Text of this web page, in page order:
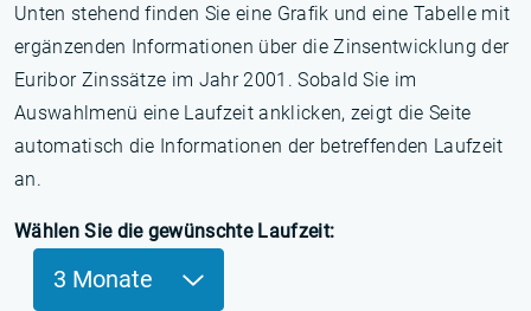
Unten stehend finden Sie eine Grafik und eine Tabelle mit
ergänzenden Informationen über die Zinsentwicklung der
Euribor Zinssätze im Jahr 2001. Sobald Sie im
Auswahlmenü eine Laufzeit anklicken, zeigt die Seite
automatisch die Informationen der betreffenden Laufzeit
an.
Wählen Sie die gewünschte Laufzeit:
3 Monate